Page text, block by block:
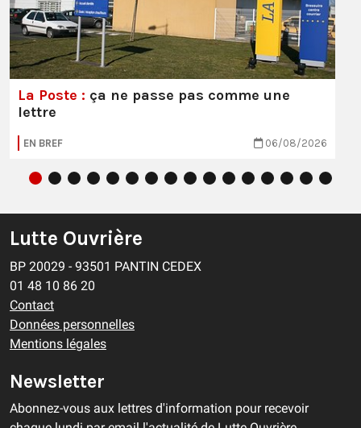
La Poste : ça ne passe pas comme une
lettre
EN BREF 06/08/2026
Lutte Ouvrière
BP 20029 - 93501 PANTIN CEDEX
01 48 10 86 20
Contact
Données personnelles
Mentions légales
Newsletter
Abonnez-vous aux lettres d'information pour recevoir